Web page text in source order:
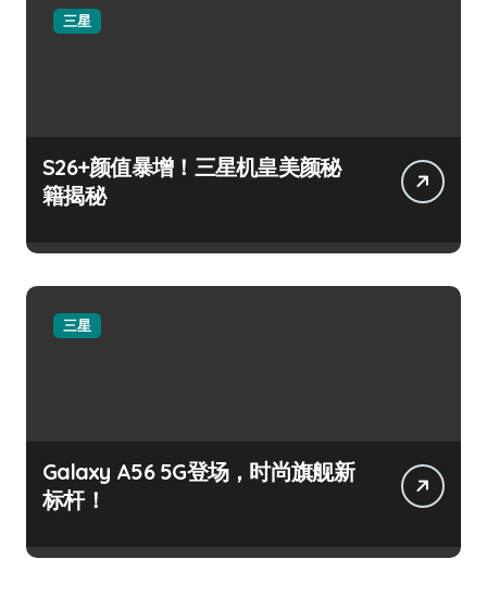
三星
S26+颜值暴增！三星机皇美颜秘
籍揭秘
三星
Galaxy A56 5G登场，时尚旗舰新
标杆！